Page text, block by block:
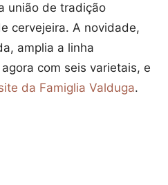
união de tradição
cervejeira. A novidade,
amplia a linha
com seis varietais, e
da Famiglia Valduga.